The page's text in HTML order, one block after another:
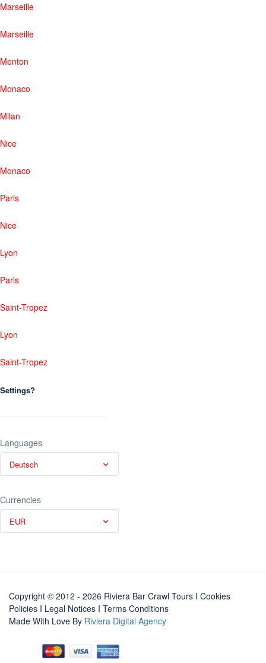
Marseille
Marseille
Menton
Monaco
Milan
Nice
Monaco
Paris
Nice
Lyon
Paris
Saint-Tropez
Lyon
Saint-Tropez
Settings?
Languages
Deutsch
Currencies
EUR
Copyright © 2012 - 2026 Riviera Bar Crawl Tours I Cookies
Policies I Legal Notices I Terms Conditions
Made With Love By Riviera Digital Agency